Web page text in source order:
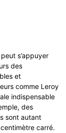
s’appuyer
des
et
comme Leroy
indispensable
des
sont autant
carré.